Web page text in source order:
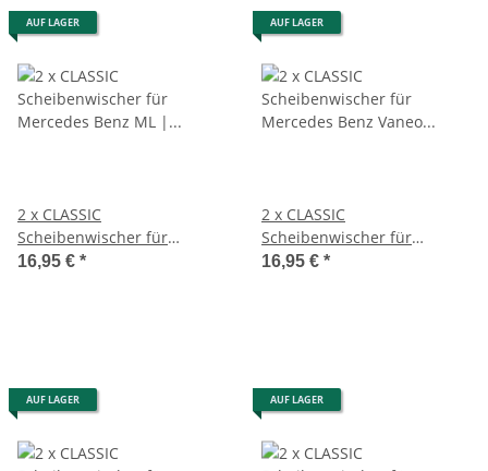
AUF LAGER
2 x CLASSIC
Scheibenwischer für
Mercedes Benz ML | Typ
16,95 € *
AUF LAGER
2 x CLASSIC
Scheibenwischer für
Mercedes Benz Vaneo | Typ
16,95 € *
AUF LAGER AUF LAGER